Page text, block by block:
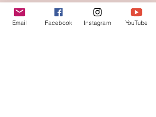
Email Facebook Instagram YouTube